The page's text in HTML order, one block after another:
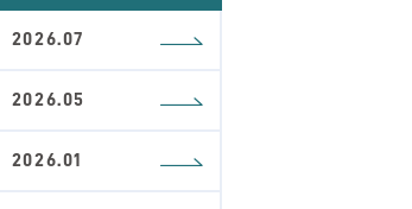
2026.07
2026.05
2026.01